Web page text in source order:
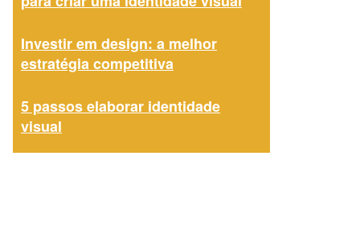
Investir em design: a melhor
estratégia competitiva
5 passos elaborar identidade
visual